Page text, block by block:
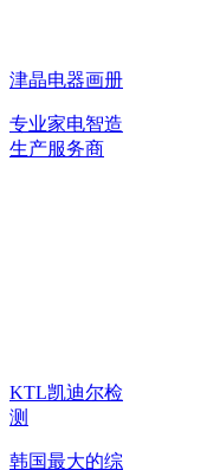
津晶电器画册
专业家电智造
生产服务商
KTL凯迪尔检
测
韩国最大的综